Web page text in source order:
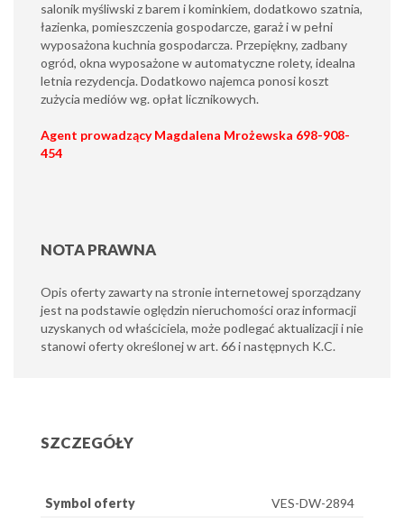
salonik myśliwski z barem i kominkiem, dodatkowo szatnia,
łazienka, pomieszczenia gospodarcze, garaż i w pełni
wyposażona kuchnia gospodarcza. Przepiękny, zadbany
ogród, okna wyposażone w automatyczne rolety, idealna
letnia rezydencja. Dodatkowo najemca ponosi koszt
zużycia mediów wg. opłat licznikowych.
Agent prowadzący Magdalena Mrożewska 698-908-
454
NOTA PRAWNA
Opis oferty zawarty na stronie internetowej sporządzany
jest na podstawie oględzin nieruchomości oraz informacji
uzyskanych od właściciela, może podlegać aktualizacji i nie
stanowi oferty określonej w art. 66 i następnych K.C.
SZCZEGÓŁY
Symbol oferty VES-DW-2894